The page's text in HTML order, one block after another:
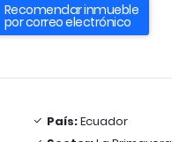
Recomendar inmueble
por correo electrónico
País:Ecuador